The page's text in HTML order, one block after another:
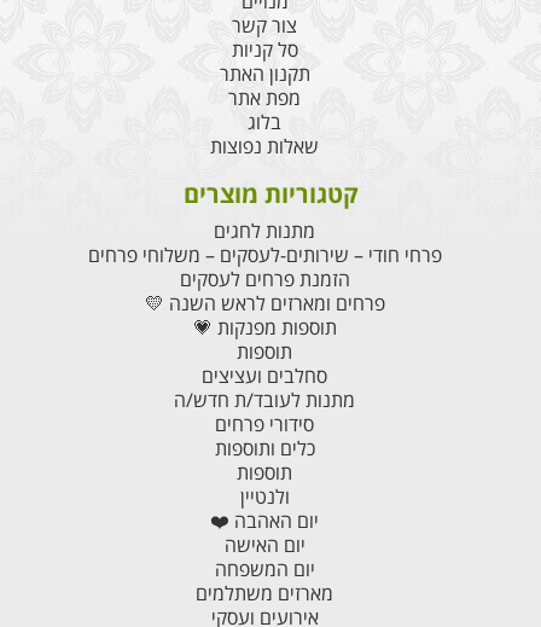
צור קשר
סל קניות
תקנון האתר
מפת אתר
בלוג
שאלות נפוצות
קטגוריות מוצרים
מתנות לחגים
פרחי חודי – שירותים-לעסקים – משלוחי פרחים
הזמנת פרחים לעסקים
פרחים ומארזים לראש השנה 💛
תוספות מפנקות 💗
תוספות
סחלבים ועציצים
מתנות לעובד/ת חדש/ה
סידורי פרחים
כלים ותוספות
תוספות
ולנטיין
יום האהבה ❤️
יום האישה
יום המשפחה
מארזים משתלמים
אירועים ועסקי